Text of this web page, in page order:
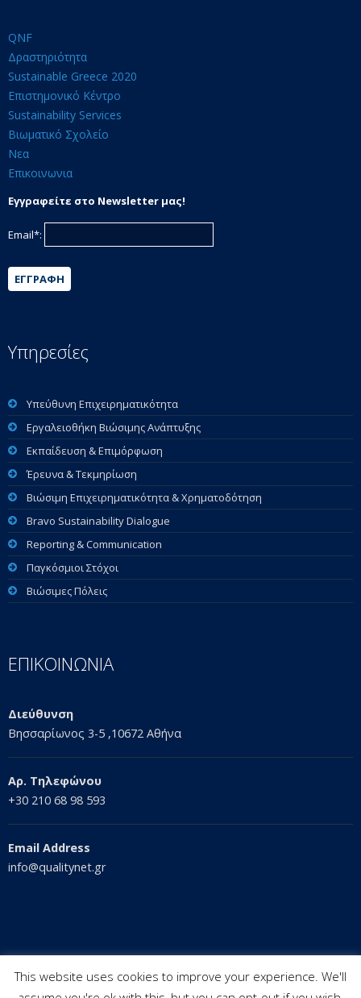
QNF
Δραστηριότητα
Sustainable Greece 2020
Επιστημονικό Κέντρο
Sustainability Services
Βιωματικό Σχολείο
Νεα
Επικοινωνια
Εγγραφείτε στο Newsletter μας!
Email*:
ΕΓΓΡΑΦΉ
Υπηρεσίες
Υπεύθυνη Επιχειρηματικότητα
Εργαλειοθήκη Βιώσιμης Ανάπτυξης
Εκπαίδευση & Επιμόρφωση
Έρευνα & Τεκμηρίωση
Βιώσιμη Επιχειρηματικότητα & Χρηματοδότηση
Bravo Sustainability Dialogue
Reporting & Communication
Παγκόσμιοι Στόχοι
Βιώσιμες Πόλεις
ΕΠΙΚΟΙΝΩΝΙΑ
Διεύθυνση
Βησσαρίωνος 3-5 ,10672 Αθήνα
Αρ. Τηλεφώνου
+30 210 68 98 593
Email Address
info@qualitynet.gr
This website uses cookies to improve your experience. We'll